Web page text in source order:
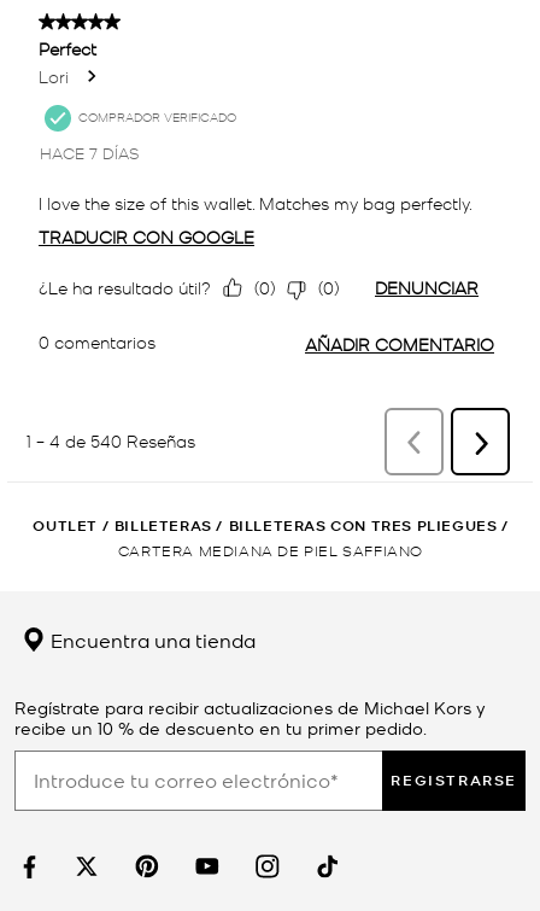
OUTLET / BILLETERAS / BILLETERAS CON TRES PLIEGUES /
CARTERA MEDIANA DE PIEL SAFFIANO
Encuentra una tienda
Regístrate para recibir actualizaciones de Michael Kors y
recibe un 10 % de descuento en tu primer pedido.
REGISTRARSE